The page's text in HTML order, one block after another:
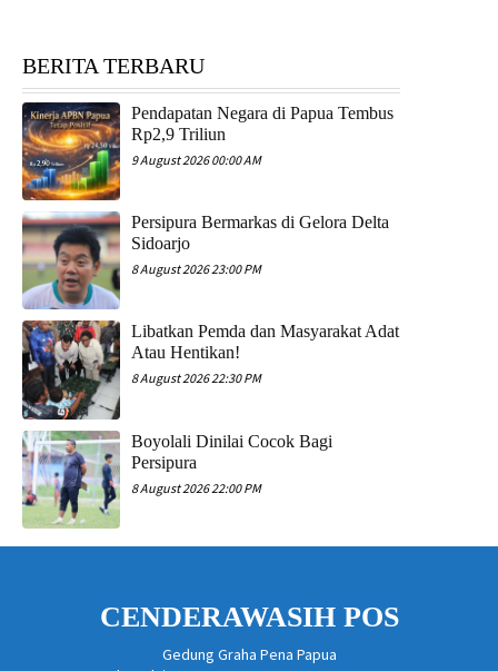
BERITA TERBARU
Pendapatan Negara di Papua Tembus
Rp2,9 Triliun
9 August 2026 00:00 AM
Persipura Bermarkas di Gelora Delta
Sidoarjo
8 August 2026 23:00 PM
Libatkan Pemda dan Masyarakat Adat
Atau Hentikan!
8 August 2026 22:30 PM
Boyolali Dinilai Cocok Bagi
Persipura
8 August 2026 22:00 PM
CENDERAWASIH POS
Gedung Graha Pena Papua